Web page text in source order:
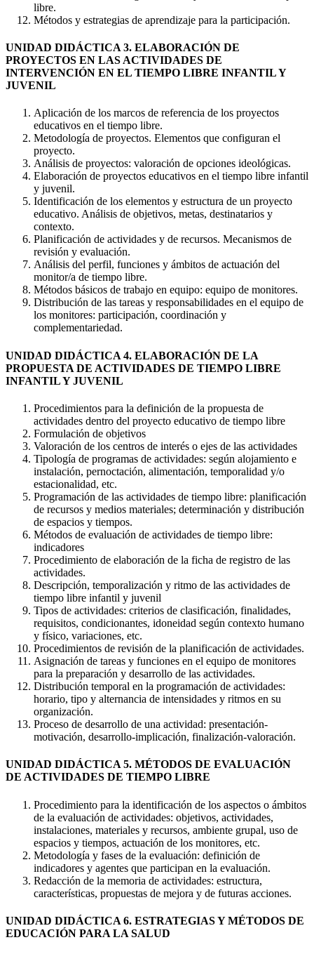
libre.
Métodos y estrategias de aprendizaje para la participación.
UNIDAD DIDÁCTICA 3. ELABORACIÓN DE
PROYECTOS EN LAS ACTIVIDADES DE
INTERVENCIÓN EN EL TIEMPO LIBRE INFANTIL Y
JUVENIL
Aplicación de los marcos de referencia de los proyectos
educativos en el tiempo libre.
Metodología de proyectos. Elementos que configuran el
proyecto.
Análisis de proyectos: valoración de opciones ideológicas.
Elaboración de proyectos educativos en el tiempo libre infantil
y juvenil.
Identificación de los elementos y estructura de un proyecto
educativo. Análisis de objetivos, metas, destinatarios y
contexto.
Planificación de actividades y de recursos. Mecanismos de
revisión y evaluación.
Análisis del perfil, funciones y ámbitos de actuación del
monitor/a de tiempo libre.
Métodos básicos de trabajo en equipo: equipo de monitores.
Distribución de las tareas y responsabilidades en el equipo de
los monitores: participación, coordinación y
complementariedad.
UNIDAD DIDÁCTICA 4. ELABORACIÓN DE LA
PROPUESTA DE ACTIVIDADES DE TIEMPO LIBRE
INFANTIL Y JUVENIL
Procedimientos para la definición de la propuesta de
actividades dentro del proyecto educativo de tiempo libre
Formulación de objetivos
Valoración de los centros de interés o ejes de las actividades
Tipología de programas de actividades: según alojamiento e
instalación, pernoctación, alimentación, temporalidad y/o
estacionalidad, etc.
Programación de las actividades de tiempo libre: planificación
de recursos y medios materiales; determinación y distribución
de espacios y tiempos.
Métodos de evaluación de actividades de tiempo libre:
indicadores
Procedimiento de elaboración de la ficha de registro de las
actividades.
Descripción, temporalización y ritmo de las actividades de
tiempo libre infantil y juvenil
Tipos de actividades: criterios de clasificación, finalidades,
requisitos, condicionantes, idoneidad según contexto humano
y físico, variaciones, etc.
Procedimientos de revisión de la planificación de actividades.
Asignación de tareas y funciones en el equipo de monitores
para la preparación y desarrollo de las actividades.
Distribución temporal en la programación de actividades:
horario, tipo y alternancia de intensidades y ritmos en su
organización.
Proceso de desarrollo de una actividad: presentación-
motivación, desarrollo-implicación, finalización-valoración.
UNIDAD DIDÁCTICA 5. MÉTODOS DE EVALUACIÓN
DE ACTIVIDADES DE TIEMPO LIBRE
Procedimiento para la identificación de los aspectos o ámbitos
de la evaluación de actividades: objetivos, actividades,
instalaciones, materiales y recursos, ambiente grupal, uso de
espacios y tiempos, actuación de los monitores, etc.
Metodología y fases de la evaluación: definición de
indicadores y agentes que participan en la evaluación.
Redacción de la memoria de actividades: estructura,
características, propuestas de mejora y de futuras acciones.
UNIDAD DIDÁCTICA 6. ESTRATEGIAS Y MÉTODOS DE
EDUCACIÓN PARA LA SALUD